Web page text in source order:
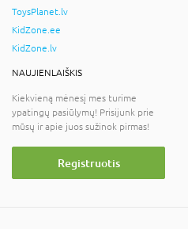
ToysPlanet.lv
KidZone.ee
KidZone.lv
NAUJIENLAIŠKIS
Kiekvieną mėnesį mes turime
ypatingų pasiūlymų! Prisijunk prie
mūsų ir apie juos sužinok pirmas!
Registruotis